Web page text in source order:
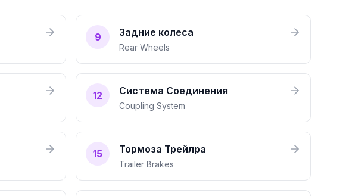
9 Задние колеса
Rear Wheels
12 Система Соединения
Coupling System
15 Тормоза Трейлра
Trailer Brakes